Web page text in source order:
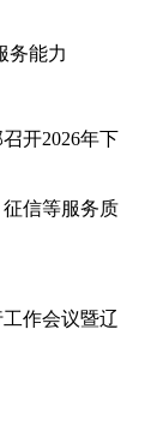
务能力
开2026年下
信等服务质
作会议暨辽